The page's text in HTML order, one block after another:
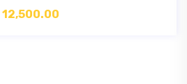
12,500.00